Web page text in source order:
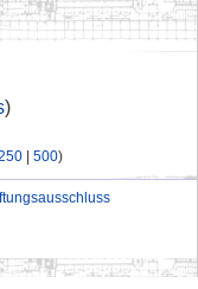
)
| 500)